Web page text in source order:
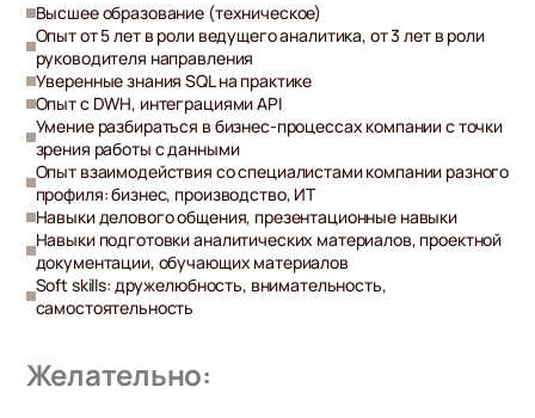
Высшее образование (техническое)
Опыт от 5 лет в роли ведущего аналитика, от 3 лет в роли
руководителя направления
Уверенные знания SQL на практике
Опыт с DWH, интеграциями API
Умение разбираться в бизнес-процессах компании с точки
зрения работы с данными
Опыт взаимодействия со специалистами компании разного
профиля: бизнес, производство, ИТ
Навыки делового общения, презентационные навыки
Навыки подготовки аналитических материалов, проектной
документации, обучающих материалов
Soft skills: дружелюбность, внимательность,
самостоятельность
Желательно: